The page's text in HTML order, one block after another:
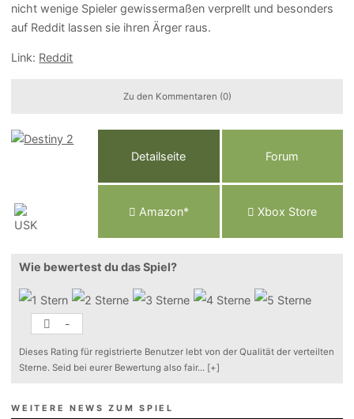
nicht wenige Spieler gewissermaßen verprellt und besonders
auf Reddit lassen sie ihren Ärger raus.
Link: Reddit
Zu den Kommentaren (0)
Detailseite Forum
Amazon* Xbox Store
Wie bewertest du das Spiel?
-
Dieses Rating für registrierte Benutzer lebt von der Qualität der verteilten
Sterne. Seid bei eurer Bewertung also fair... [+]
WEITERE NEWS ZUM SPIEL